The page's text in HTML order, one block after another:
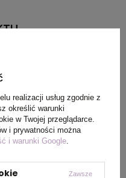
Szczotkowana
do ściągania, dwie
realizacji usług zgodnie z
określić warunki
w Twojej przeglądarce.
i prywatności można
i warunki Google
Zawsze